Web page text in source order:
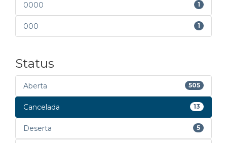
0000 1
000 1
Status
Aberta 505
Cancelada 13
Deserta 5